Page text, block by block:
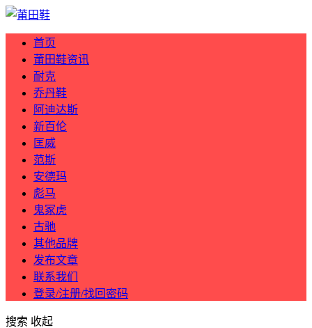
首页
莆田鞋资讯
耐克
乔丹鞋
阿迪达斯
新百伦
匡威
范斯
安德玛
彪马
鬼冢虎
古驰
其他品牌
发布文章
联系我们
登录/注册/找回密码
搜索 收起